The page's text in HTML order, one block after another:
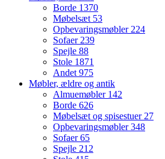
Borde 1370
Møbelsæt 53
Opbevaringsmøbler224
Sofaer239
Spejle 88
Stole 1871
Andet975
Møbler, ældre og antik
Almuemøbler 142
Borde 626
Møbelsæt og spisestuer27
Opbevaringsmøbler348
Sofaer65
Spejle 212